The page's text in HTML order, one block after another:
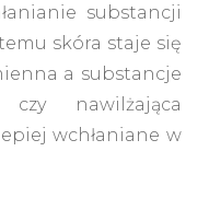
substancji
skóra staje się
a substancje
czy nawilżająca
wchłaniane w